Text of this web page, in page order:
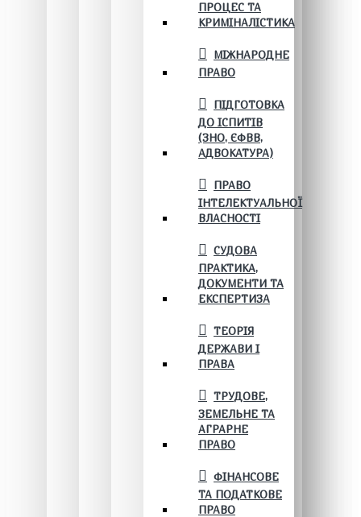
ПРОЦЕС ТА
КРИМІНАЛІСТИКА
МІЖНАРОДНЕ
ПРАВО
ПІДГОТОВКА
ДО ІСПИТІВ
(ЗНО, ЄФВВ,
АДВОКАТУРА)
ПРАВО
ІНТЕЛЕКТУАЛЬНОЇ
ВЛАСНОСТІ
СУДОВА
ПРАКТИКА,
ДОКУМЕНТИ ТА
ЕКСПЕРТИЗА
ТЕОРІЯ
ДЕРЖАВИ І
ПРАВА
ТРУДОВЕ,
ЗЕМЕЛЬНЕ ТА
АГРАРНЕ
ПРАВО
ФІНАНСОВЕ
ТА ПОДАТКОВЕ
ПРАВО